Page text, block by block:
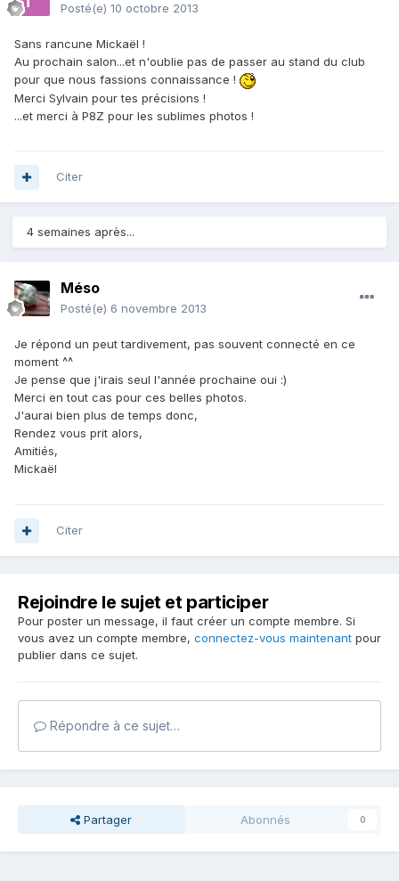
Posté(e) 10 octobre 2013
Sans rancune Mickaël !
Au prochain salon...et n'oublie pas de passer au stand du club
pour que nous fassions connaissance !
Merci Sylvain pour tes précisions !
...et merci à P8Z pour les sublimes photos !
Citer
4 semaines après...
Méso
Posté(e) 6 novembre 2013
Je répond un peut tardivement, pas souvent connecté en ce
moment ^^
Je pense que j'irais seul l'année prochaine oui :)
Merci en tout cas pour ces belles photos.
J'aurai bien plus de temps donc,
Rendez vous prit alors,
Amitiés,
Mickaël
Citer
Rejoindre le sujet et participer
Pour poster un message, il faut créer un compte membre. Si
vous avez un compte membre, connectez-vous maintenant pour
publier dans ce sujet.
Répondre à ce sujet…
Partager Abonnés 0